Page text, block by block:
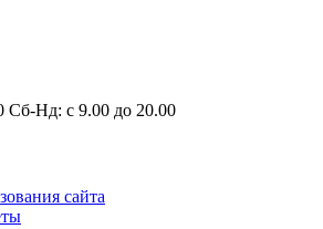
Сб-Нд: с 9.00 до 20.00
сайта